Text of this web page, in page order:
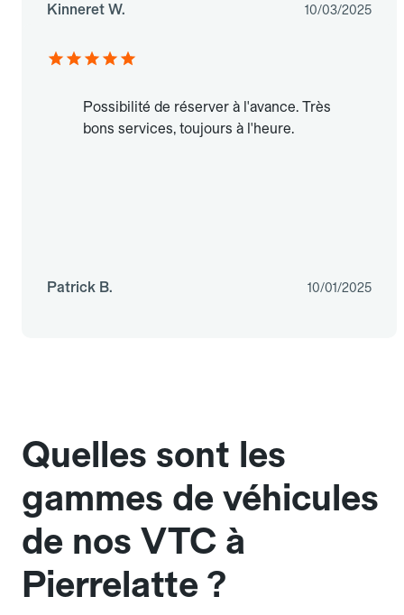
Kinneret W. 10/03/2025
Possibilité de réserver à l'avance. Très
bons services, toujours à l'heure.
Patrick B. 10/01/2025
Quelles sont les
gammes de véhicules
de nos VTC à
Pierrelatte ?